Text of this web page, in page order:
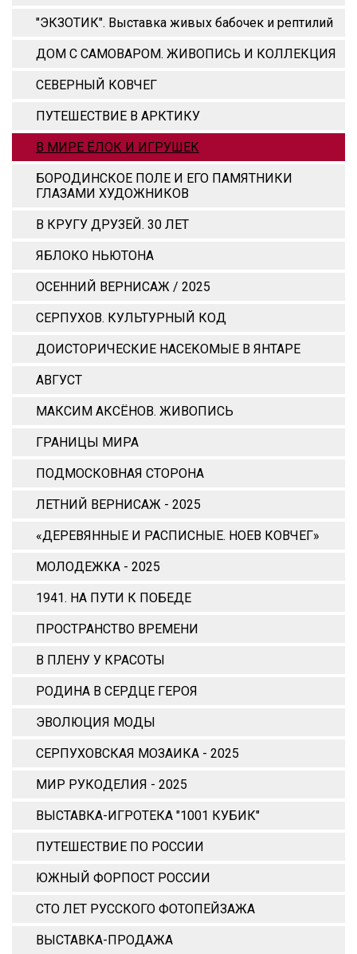
"ЭКЗОТИК". Выставка живых бабочек и рептилий
ДОМ С САМОВАРОМ. ЖИВОПИСЬ И КОЛЛЕКЦИЯ
СЕВЕРНЫЙ КОВЧЕГ
ПУТЕШЕСТВИЕ В АРКТИКУ
В МИРЕ ЁЛОК И ИГРУШЕК
БОРОДИНСКОЕ ПОЛЕ И ЕГО ПАМЯТНИКИ
ГЛАЗАМИ ХУДОЖНИКОВ
В КРУГУ ДРУЗЕЙ. 30 ЛЕТ
ЯБЛОКО НЬЮТОНА
ОСЕННИЙ ВЕРНИСАЖ / 2025
СЕРПУХОВ. КУЛЬТУРНЫЙ КОД
ДОИСТОРИЧЕСКИЕ НАСЕКОМЫЕ В ЯНТАРЕ
АВГУСТ
МАКСИМ АКСЁНОВ. ЖИВОПИСЬ
ГРАНИЦЫ МИРА
ПОДМОСКОВНАЯ СТОРОНА
ЛЕТНИЙ ВЕРНИСАЖ - 2025
«ДЕРЕВЯННЫЕ И РАСПИСНЫЕ. НОЕВ КОВЧЕГ»
МОЛОДЕЖКА - 2025
1941. НА ПУТИ К ПОБЕДЕ
ПРОСТРАНСТВО ВРЕМЕНИ
В ПЛЕНУ У КРАСОТЫ
РОДИНА В СЕРДЦЕ ГЕРОЯ
ЭВОЛЮЦИЯ МОДЫ
СЕРПУХОВСКАЯ МОЗАИКА - 2025
МИР РУКОДЕЛИЯ - 2025
ВЫСТАВКА-ИГРОТЕКА "1001 КУБИК"
ПУТЕШЕСТВИЕ ПО РОССИИ
ЮЖНЫЙ ФОРПОСТ РОССИИ
СТО ЛЕТ РУССКОГО ФОТОПЕЙЗАЖА
ВЫСТАВКА-ПРОДАЖА